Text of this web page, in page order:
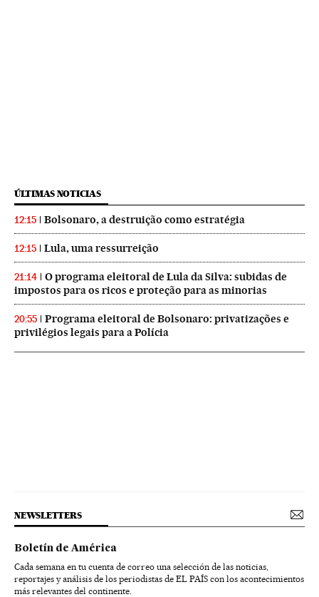
ÚLTIMAS NOTICIAS
12:15 Bolsonaro, a destruição como estratégia
12:15 Lula, uma ressurreição
21:14
O programa eleitoral de Lula da Silva: subidas de
impostos para os ricos e proteção para as minorias
20:55
Programa eleitoral de Bolsonaro: privatizações e
privilégios legais para a Polícia
NEWSLETTERS
Boletín de América
Cada semana en tu cuenta de correo una selección de las noticias,
reportajes y análisis de los periodistas de EL PAÍS con los acontecimientos
más relevantes del continente.